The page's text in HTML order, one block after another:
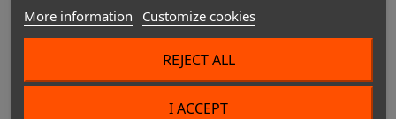
More information Customize cookies
REJECT ALL
I ACCEPT